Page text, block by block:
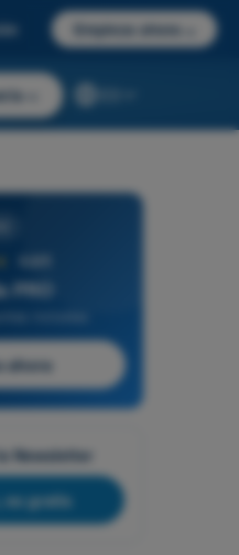
Empieza ahora
4,6/5
PRO
ahora
Newsletter
es gratis